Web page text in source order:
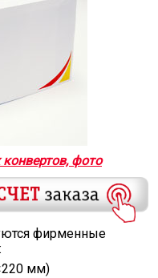
фото
фирменные
мм)